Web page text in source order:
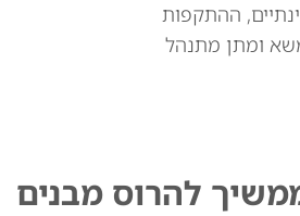
ההתקפות
ומתן מתנהל
להרוס מבנים